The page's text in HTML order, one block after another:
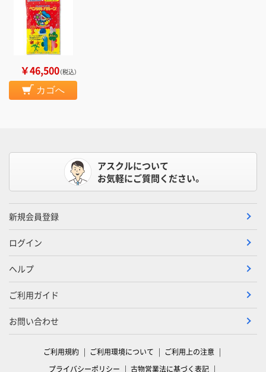
￥46,500（税込）
カゴへ
アスクルについて
お気軽にご質問ください。
新規会員登録
ログイン
ヘルプ
ご利用ガイド
お問い合わせ
ご利用規約 ご利用環境について
ご利用上の注意
プライバシーポリシー
古物営業法に基づく表記